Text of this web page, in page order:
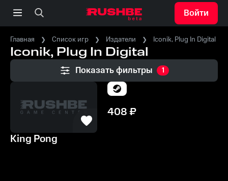
Войти
Главная Список игр Издатели Iconik, Plug In Digital
Iconik, Plug In Digital
Показать фильтры 1
408₽
King Pong